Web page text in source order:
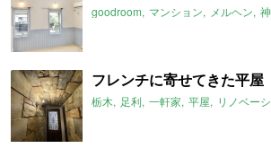
goodroom マンション メルヘン
フレンチに寄せてきた平屋
栃木 足利 一軒家 平屋 リノベー